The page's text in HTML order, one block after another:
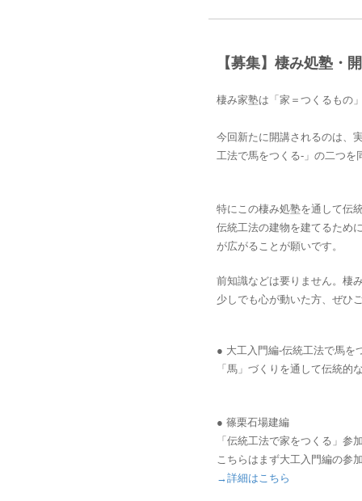
【募集】棲み処塾・
棲み家塾は「家＝つくるもの
今回新たに開講されるのは、
工法で馬をつくる-」の二つを
特にこの棲み処塾を通して伝
伝統工法の建物を建てるため
が広がることが願いです。
前知識などは要りません。棲
少しでも心が動いた方、ぜひ
● 大工入門編-伝統工法で馬
「馬」づくりを通して伝統的
● 篠栗石場建編
「伝統工法で家をつくる」参
こちらはまず大工入門編の参
→詳細はこちら